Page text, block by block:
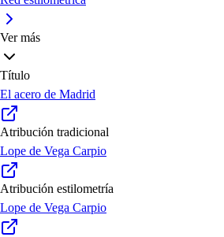
Ver más
Título
El acero de Madrid
Atribución tradicional
Lope de Vega Carpio
Atribución estilometría
Lope de Vega Carpio